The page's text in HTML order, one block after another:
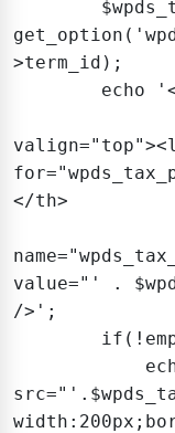
>term_id);
</th>
value="' .
/>';